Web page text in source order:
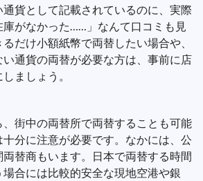
貨として記載されているのに、実際
庫がなかった……」なんて口コミも見
だけ小額紙幣で両替したい場合や、
通貨の両替が必要な方は、事前に店
ましょう。
街中の両替所で両替することも可能
分に注意が必要です。なかには、公
替商もいます。日本で両替する時間
合には比較的安全な現地空港や銀